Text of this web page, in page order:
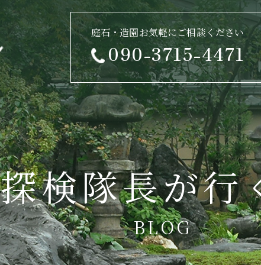
庭石・造園お気軽にご相談ください
090-3715-4471
探検隊長が行
BLOG